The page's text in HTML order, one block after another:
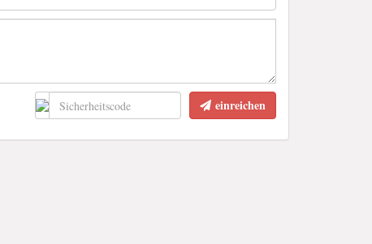
einreichen